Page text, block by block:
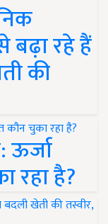
बढ़ा रहे हैं
की
रहा है?